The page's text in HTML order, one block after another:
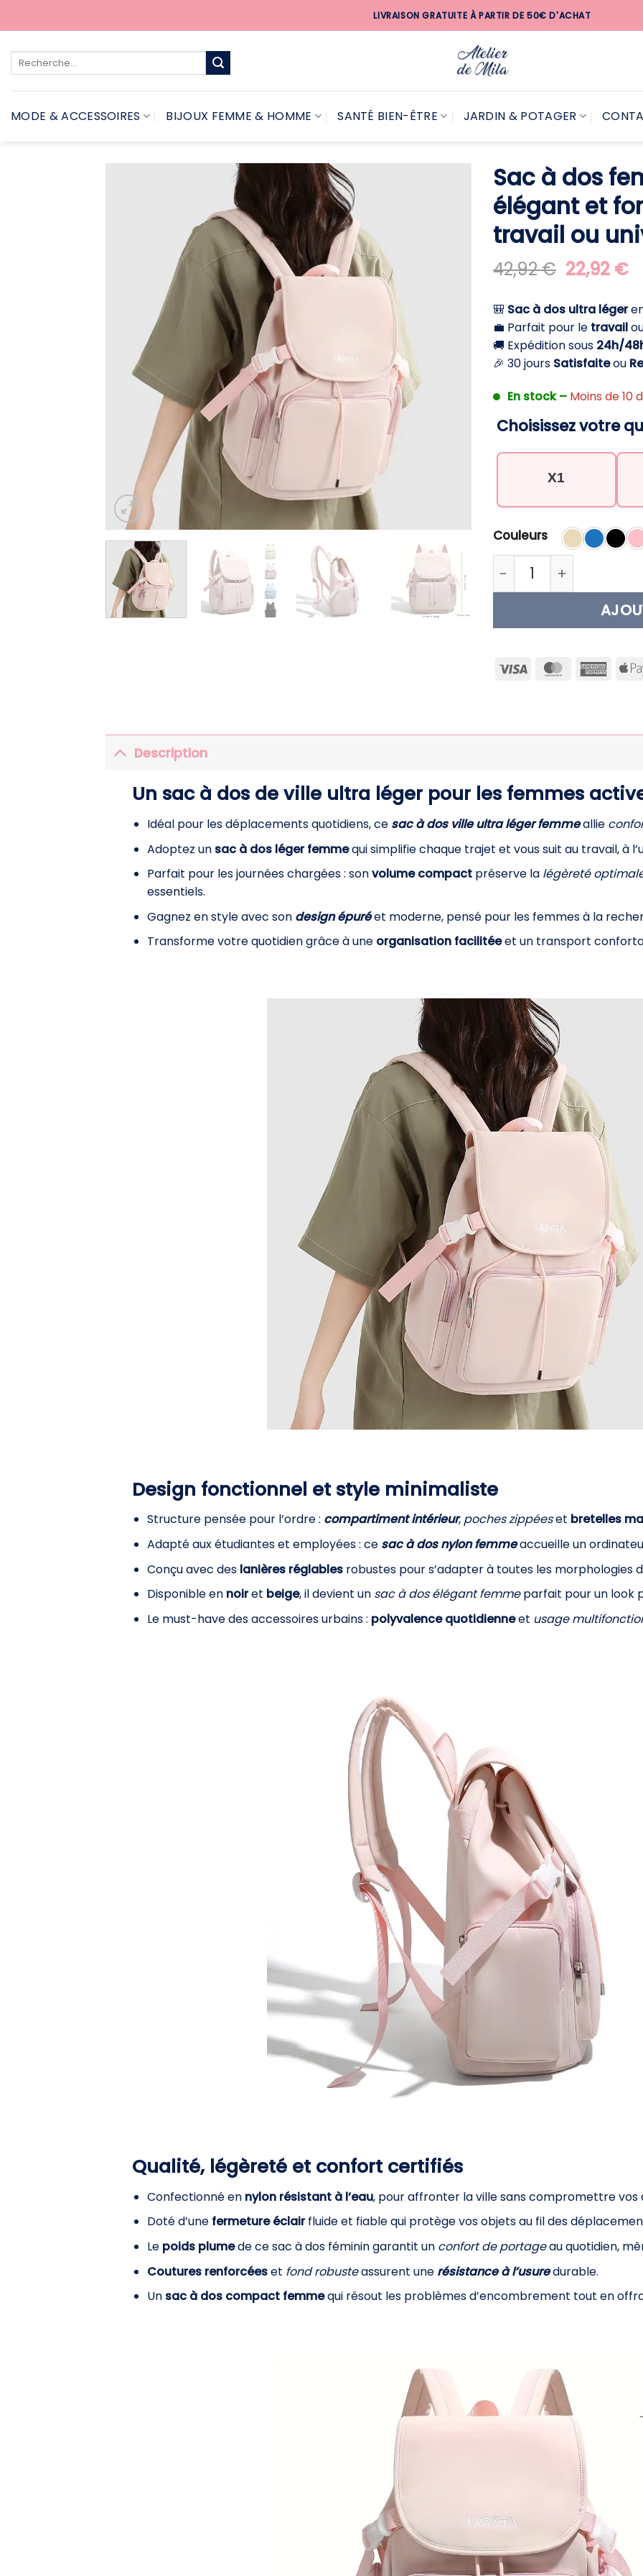
LIVRAISON GRATUITE À PARTIR DE 50€ D'ACHAT
Recherche
MODE & ACCESSOIRES BIJOUX FEMME & HOMME SANTÉ BIEN-ÊTRE JARDIN & POTAGER
Sac à dos
élégant et
travail ou
42,92€ Le
prix
initial
était :
42,92 €.
22,92 €
🎒 Sac à dos ultra léger
💼 Parfait pour le travail
🚚 Expédition sous 24h/
🎉 30 jours Satisfaiteou
En stock – Moins de 10
Choisissez votre
X1
Couleurs
quantité de Sac à
Visa MasterCard
Description
Un sac à dos de ville ultra léger pour les femmes
Idéal pour les déplacements quotidiens, ce sac à dos ville ultra léger femmeallie
Adoptez un sac à dos léger femmequi simplifie chaque trajet et vous suit au travail, à
Parfait pour les journées chargées : sonvolume compactpréserve la légèreté
essentiels.
Gagnez en style avec son design épuréet moderne, pensé pour les femmes à la
Transforme votre quotidien grâce à une organisation facilitéeet un transport
Design fonctionnel et style minimaliste
Structure pensée pour l’ordre : compartiment intérieur, poches zippéeset bretelles
Adapté aux étudiantes et employées : ce sac à dos nylon femmeaccueille un
Conçu avec des lanières réglablesrobustes pour s’adapter à toutes les morphologies
Disponible en noiret beige, il devient un sac à dos élégant femmeparfait pour un look
Le must-have des accessoires urbains : polyvalence quotidienneet usage
Qualité, légèreté et confort certifiés
Confectionné en nylon résistant à l’eau, pour affronter la ville sans compromettre vos
Doté d’une fermeture éclairfluide et fiable qui protège vos objets au fil des
Le poids plumede ce sac à dos féminin garantit un confort de portageau quotidien,
Coutures renforcéeset fond robusteassurent une résistance à l’usuredurable.
Un sac à dos compact femmequi résout les problèmes d’encombrement tout en